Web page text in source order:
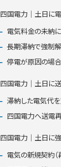
四国電力｜土日に
電気料金の未納
長期滞納で強制
停電が原因の場
四国電力｜土日に
滞納した電気代
四国電力へ送電
四国電力｜土日に
電気の新規契約（